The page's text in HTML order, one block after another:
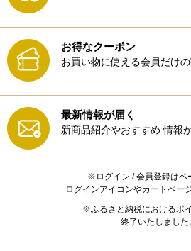
お得なクーポン
お買い物に使える会員だけ
最新情報が届く
新商品紹介やおすすめ 情報
※ログイン / 会員登録はペ
ログインアイコンやカートペー
※ふるさと納税におけるポ
終了いたしました